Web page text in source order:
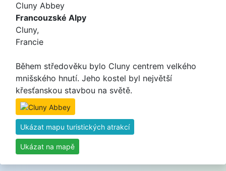
Cluny Abbey
Francouzské Alpy
Cluny,
Francie
Během středověku bylo Cluny centrem velkého
mnišského hnutí. Jeho kostel byl největší
křesťanskou stavbou na světě.
Ukázat mapu turistických atrakcí
Ukázat na mapě